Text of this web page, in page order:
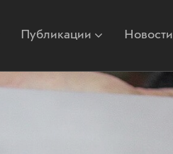
Публикации Новости